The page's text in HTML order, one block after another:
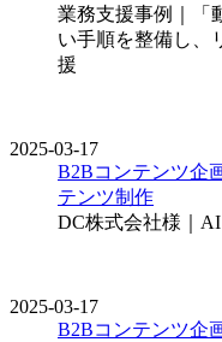
業務支援事例｜「
い手順を整備し、
援
2025-03-17
B2Bコンテンツ企
テンツ制作
DC株式会社様｜
2025-03-17
B2Bコンテンツ企